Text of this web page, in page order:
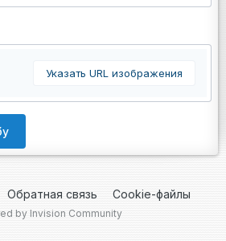
Указать URL изображения
Обратная связь Cookie-файлы
by Invision Community